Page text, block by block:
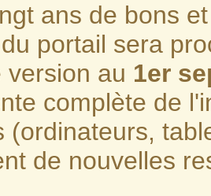
ans de bons
portail sera
version au 1er
complète de
(ordinateurs,
de nouvelles